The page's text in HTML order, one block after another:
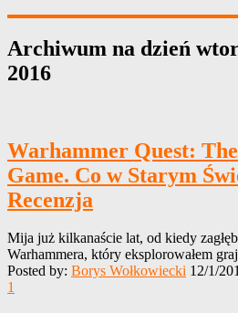
Archiwum na dzień
2016
Warhammer Quest:
Game. Co w Starym
Recenzja
Mija już kilkanaście lat, od kiedy
Warhammera, który eksplorowałem
Posted by: Borys Wołkowiecki 12/1/
1